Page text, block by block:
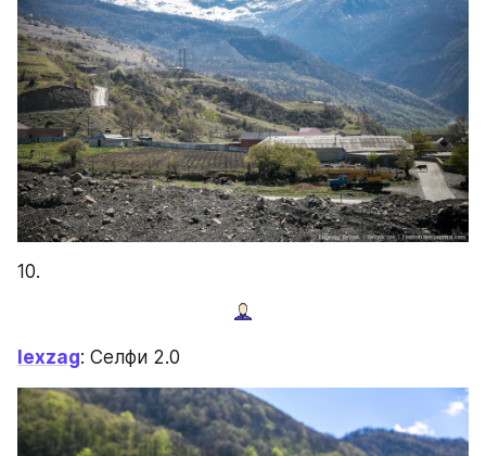
10.
lexzag: Селфи 2.0